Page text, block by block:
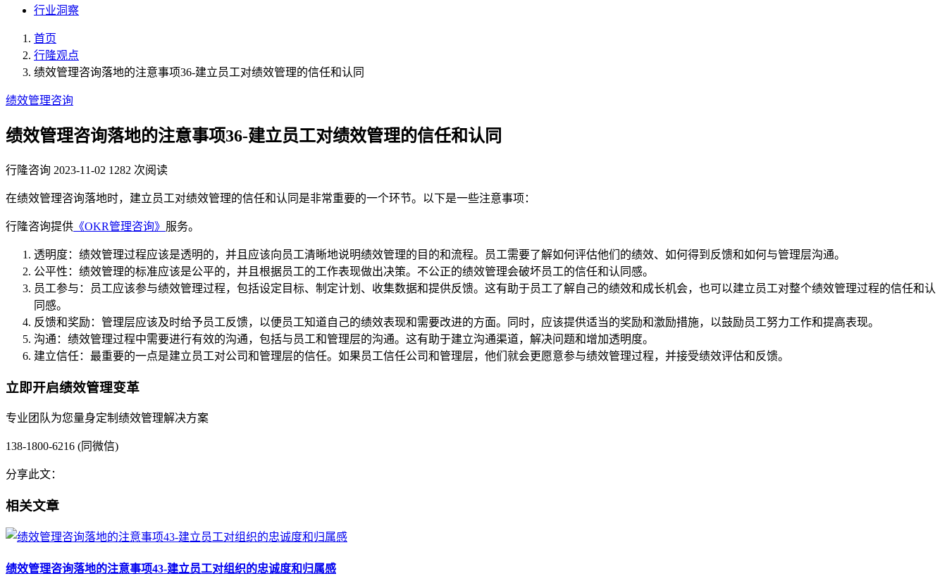
行业洞察
首页
行隆观点
绩效管理咨询落地的注意事项36-建立员工对绩效管理的信任和认同
绩效管理咨询
绩效管理咨询落地的注意事项36-建立员工对绩效管理的信任和认同
行隆咨询 2023-11-02 1282 次阅读
在绩效管理咨询落地时，建立员工对绩效管理的信任和认同是非常重要的一个环节。以下是一些注意事项：
行隆咨询提供 《OKR管理咨询》 服务。
透明度：绩效管理过程应该是透明的，并且应该向员工清晰地说明绩效管理的目的和流程。员工需要了解如何评估他们的绩效、如何得到反馈和如何与管理层沟通。
公平性：绩效管理的标准应该是公平的，并且根据员工的工作表现做出决策。不公正的绩效管理会破坏员工的信任和认同感。
员工参与：员工应该参与绩效管理过程，包括设定目标、制定计划、收集数据和提供反馈。这有助于员工了解自己的绩效和成长机会，也可以建立员工对整个绩效管理过程的信任和认
同感。
反馈和奖励：管理层应该及时给予员工反馈，以便员工知道自己的绩效表现和需要改进的方面。同时，应该提供适当的奖励和激励措施，以鼓励员工努力工作和提高表现。
沟通：绩效管理过程中需要进行有效的沟通，包括与员工和管理层的沟通。这有助于建立沟通渠道，解决问题和增加透明度。
建立信任：最重要的一点是建立员工对公司和管理层的信任。如果员工信任公司和管理层，他们就会更愿意参与绩效管理过程，并接受绩效评估和反馈。
立即开启绩效管理变革
专业团队为您量身定制绩效管理解决方案
138-1800-6216 (同微信)
分享此文：
相关文章
绩效管理咨询落地的注意事项43-建立员工对组织的忠诚度和归属感